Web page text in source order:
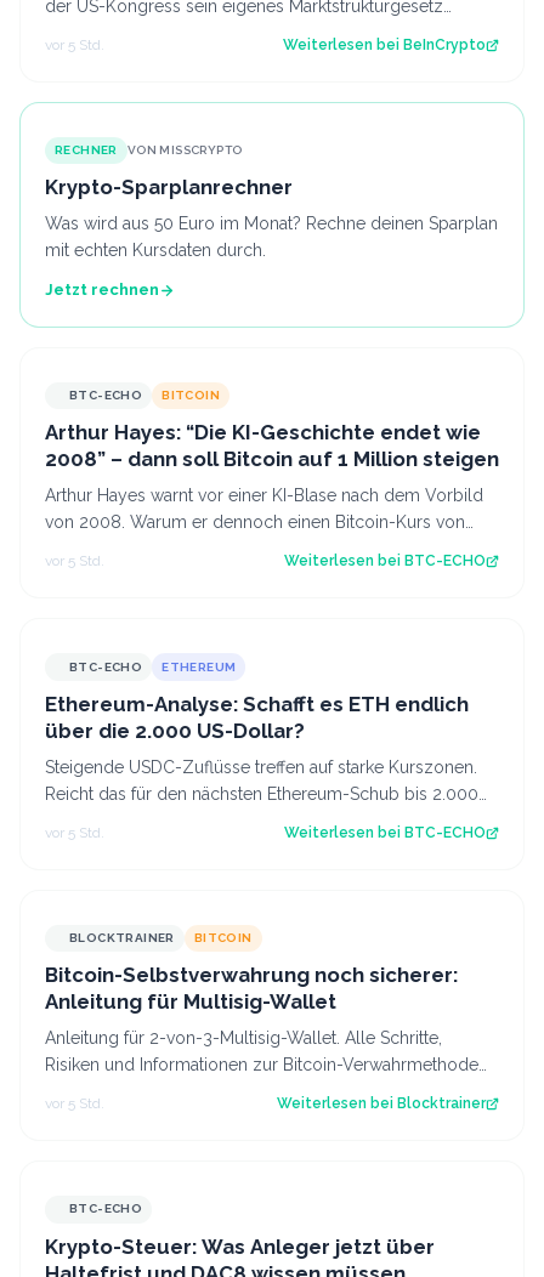
der US-Kongress sein eigenes Marktstrukturgesetz
vor 5 Std. Weiterlesen bei BeInCrypto
RECHNER VON MISSCRYPTO
Krypto-Sparplanrechner
Was wird aus 50 Euro im Monat? Rechne deinen Sparplan
mit echten Kursdaten durch.
Jetzt rechnen
BTC-ECHO BITCOIN
Arthur Hayes: “Die KI-Geschichte endet wie
2008” – dann soll Bitcoin auf 1 Million steigen
Arthur Hayes warnt vor einer KI-Blase nach dem Vorbild
von 2008. Warum er dennoch einen Bitcoin-Kurs von
einer Million US-Dollar für möglich…
vor 5 Std. Weiterlesen bei BTC-ECHO
BTC-ECHO ETHEREUM
Ethereum-Analyse: Schafft es ETH endlich
über die 2.000 US-Dollar?
Steigende USDC-Zuflüsse treffen auf starke Kurszonen.
Reicht das für den nächsten Ethereum-Schub bis 2.000
vor 5 Std. Weiterlesen bei BTC-ECHO
BLOCKTRAINER BITCOIN
Bitcoin-Selbstverwahrung noch sicherer:
Anleitung für Multisig-Wallet
Anleitung für 2-von-3-Multisig-Wallet. Alle Schritte,
Risiken und Informationen zur Bitcoin-Verwahrmethode
für Profis, die vor dem Coldcard-…
vor 5 Std. Weiterlesen bei Blocktrainer
BTC-ECHO
Krypto-Steuer: Was Anleger jetzt über